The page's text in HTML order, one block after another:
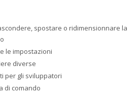
spostare o ridimensionnare la
le impostazioni
diverse
per gli sviluppatori
di comando